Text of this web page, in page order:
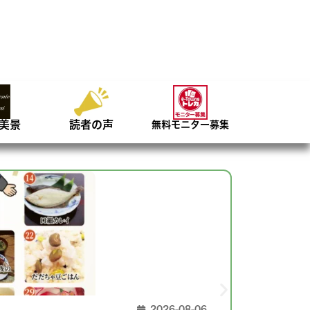
景 読者の声 無料モニター募集